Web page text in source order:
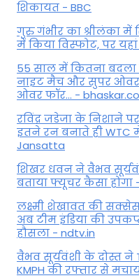
शिकायत - BBC
गुरु गंभीर का श्रीलंका में
में किया व‍िस्फोट, पर
55 साल में कितना बदला
नाइट मैच और सुपर ओवर
ओवर फॉर... -
रविंद्र जडेजा के निशाने पर
इतने रन बनाते ही WTC
Jansatta
शिखर धवन ने वैभव
बताया फ्यूचर कैसा होगा
लक्ष्मी शेखावत की सक्‍सेस
अब टीम इंडिया की
हौसला - ndtv.in
वैभव सूर्यवंशी के दोस्त ने
KMPH की रफ्तार से